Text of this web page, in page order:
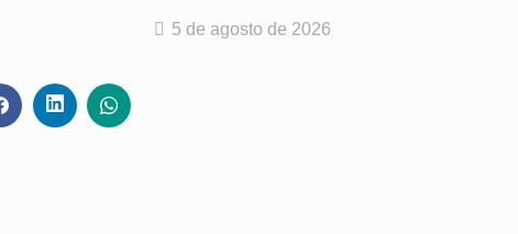
5 de agosto de 2026